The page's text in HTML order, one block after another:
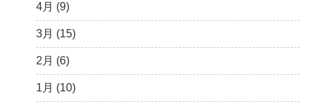
4月 (9)
3月 (15)
2月 (6)
1月 (10)